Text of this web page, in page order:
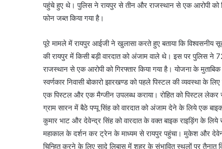
पहुंचे हुए थे। पुलिस ने रायपुर से तीन और राजस्थान से एक आरोपी
फोन जब्त किया गया है।
पूरे मामले में रायपुर आईजी ने खुलासा करते हुए बताया कि
की रायपुर में किसी बड़ी वारदात को अंजाम वाले थे। इस पर पुलिस
राजस्थान से एक आरोपी को गिरफ्तार किया गया है। योजना के
स्वर्णकार निवासी बोकारो झारखण्ड को पहले पिस्टल की व्यवस्था
एक पिस्टल और एक मैग्जीन उपलब्ध कराया। रोहित को पिस्टल लेकर
ग्राम सारन में बैठे पप्पू सिंह को वारदात को अंजाम देने के लिये एक
कुमार भाट और देवेन्द्र सिंह को वारदात के वक्त बाइक राइड़िंग के
महाकाल के दर्शन कर ट्रेन के माध्यम से रायपुर पहुंचा। मुकेश और
चिन्हित करने के लिए सादे लिबास में शहर के संभावित स्थलों पर तैनात